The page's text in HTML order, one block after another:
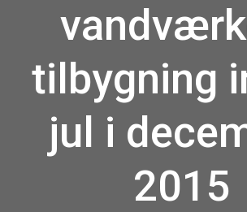
tilbygning
jul i
2015